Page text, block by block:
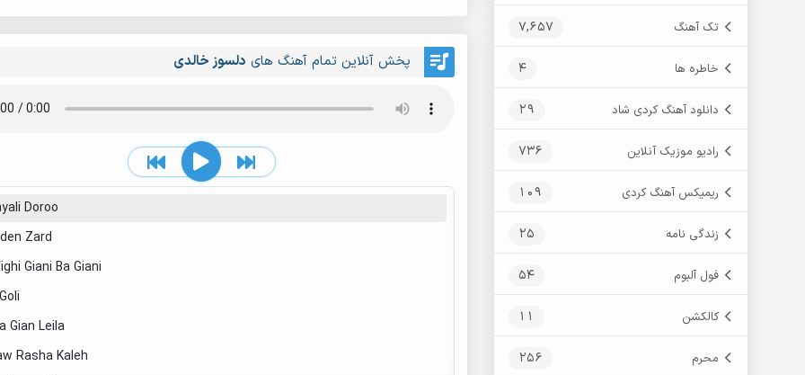
تک آهنگ 7,657
خاطره ها 4
دانلود آهنگ کردی شاد 29
رادیو موزیک آنلاین 736
ریمیکس آهنگ کردی 109
زندگی نامه 25
فول آلبوم 54
کالکشن 11
محرم 256
پخش آنلاین تمام آهنگ های دلسوز خالدی
Doroo
Zard
Giani Ba Giani
Gian Leila
Rasha Kaleh